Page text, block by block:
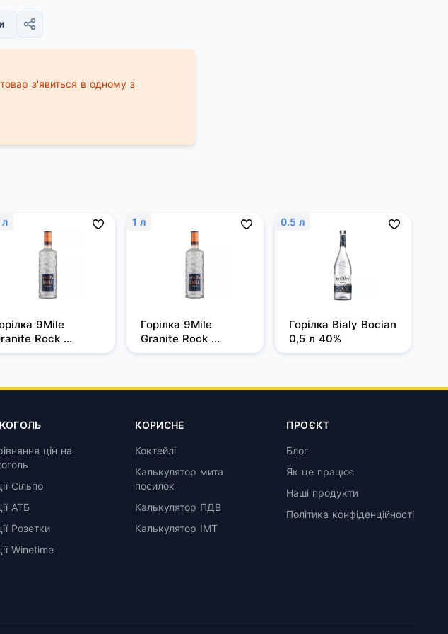
з'явиться в одному з
л
9Mile
Rock
0,7 л, 37,5%
1 л
Горілка 9Mile
Granite Rock
Filtered 1 л, 37,5%
0.5 л
Горілка Bialy Bocian
0,5 л 40%
цін на
Сільпо
АТБ
Розетки
Winetime
КОРИСНЕ
Коктейлі
Калькулятор мита
посилок
Калькулятор ПДВ
Калькулятор ІМТ
ПРОЄКТ
Блог
Як це працює
Наші продукти
Політика конфіденційності